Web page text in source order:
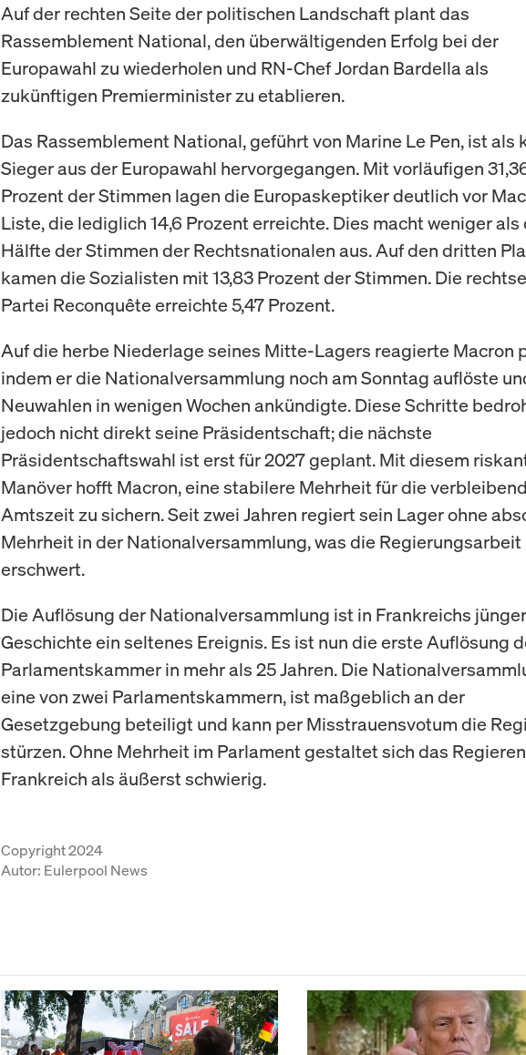
Auf der rechten Seite der politischen Landschaft plant das
Rassemblement National, den überwältigenden Erfolg bei der
Europawahl zu wiederholen und RN-Chef Jordan Bardella als
zukünftigen Premierminister zu etablieren.
Das Rassemblement National, geführt von Marine Le Pen, ist als
Sieger aus der Europawahl hervorgegangen. Mit vorläufigen
Prozent der Stimmen lagen die Europaskeptiker deutlich vor
Liste, die lediglich 14,6 Prozent erreichte. Dies macht weniger als
Hälfte der Stimmen der Rechtsnationalen aus. Auf den dritten
kamen die Sozialisten mit 13,83 Prozent der Stimmen. Die
Partei Reconquête erreichte 5,47 Prozent.
Auf die herbe Niederlage seines Mitte-Lagers reagierte Macron
indem er die Nationalversammlung noch am Sonntag auflöste
Neuwahlen in wenigen Wochen ankündigte. Diese Schritte
jedoch nicht direkt seine Präsidentschaft; die nächste
Präsidentschaftswahl ist erst für 2027 geplant. Mit diesem
Manöver hofft Macron, eine stabilere Mehrheit für die
Amtszeit zu sichern. Seit zwei Jahren regiert sein Lager ohne
Mehrheit in der Nationalversammlung, was die Regierungsarbeit
erschwert.
Die Auflösung der Nationalversammlung ist in Frankreichs
Geschichte ein seltenes Ereignis. Es ist nun die erste Auflösung
Parlamentskammer in mehr als 25 Jahren. Die
eine von zwei Parlamentskammern, ist maßgeblich an der
Gesetzgebung beteiligt und kann per Misstrauensvotum die
stürzen. Ohne Mehrheit im Parlament gestaltet sich das
Frankreich als äußerst schwierig.
Copyright 2024
Autor: Eulerpool News